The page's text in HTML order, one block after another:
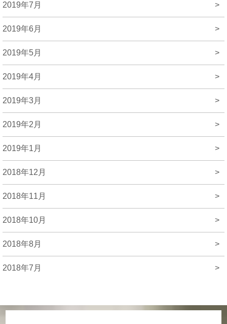
2019年7月 >
2019年6月 >
2019年5月 >
2019年4月 >
2019年3月 >
2019年2月 >
2019年1月 >
2018年12月 >
2018年11月 >
2018年10月 >
2018年8月 >
2018年7月 >